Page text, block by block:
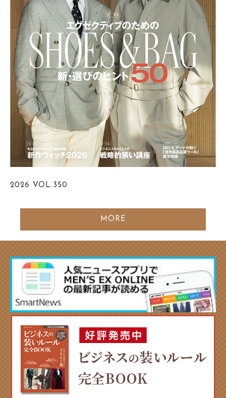
2026 VOL.350
MORE